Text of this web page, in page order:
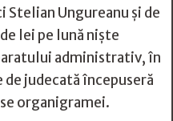
Stelian Ungureanu și de
lei pe lună niște
administrativ, în
judecată începuseră
organigramei.